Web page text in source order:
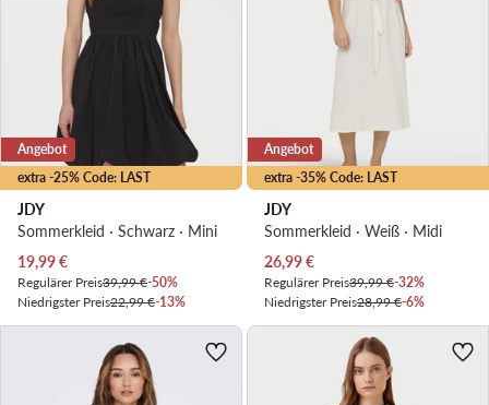
extra -25% Code: LAST
Angebot
JDY
Sommerkleid · Schwarz · Mini
Aktueller Preis
19,99€
Regulärer Preis39,99 €-50%
Niedrigster Preis22,99 €-13%
extra -35% Code: LAST
Angebot
JDY
Sommerkleid · Weiß · Midi
Aktueller Preis
26,99€
Regulärer Preis39,99 €-32%
Niedrigster Preis28,99 €-6%